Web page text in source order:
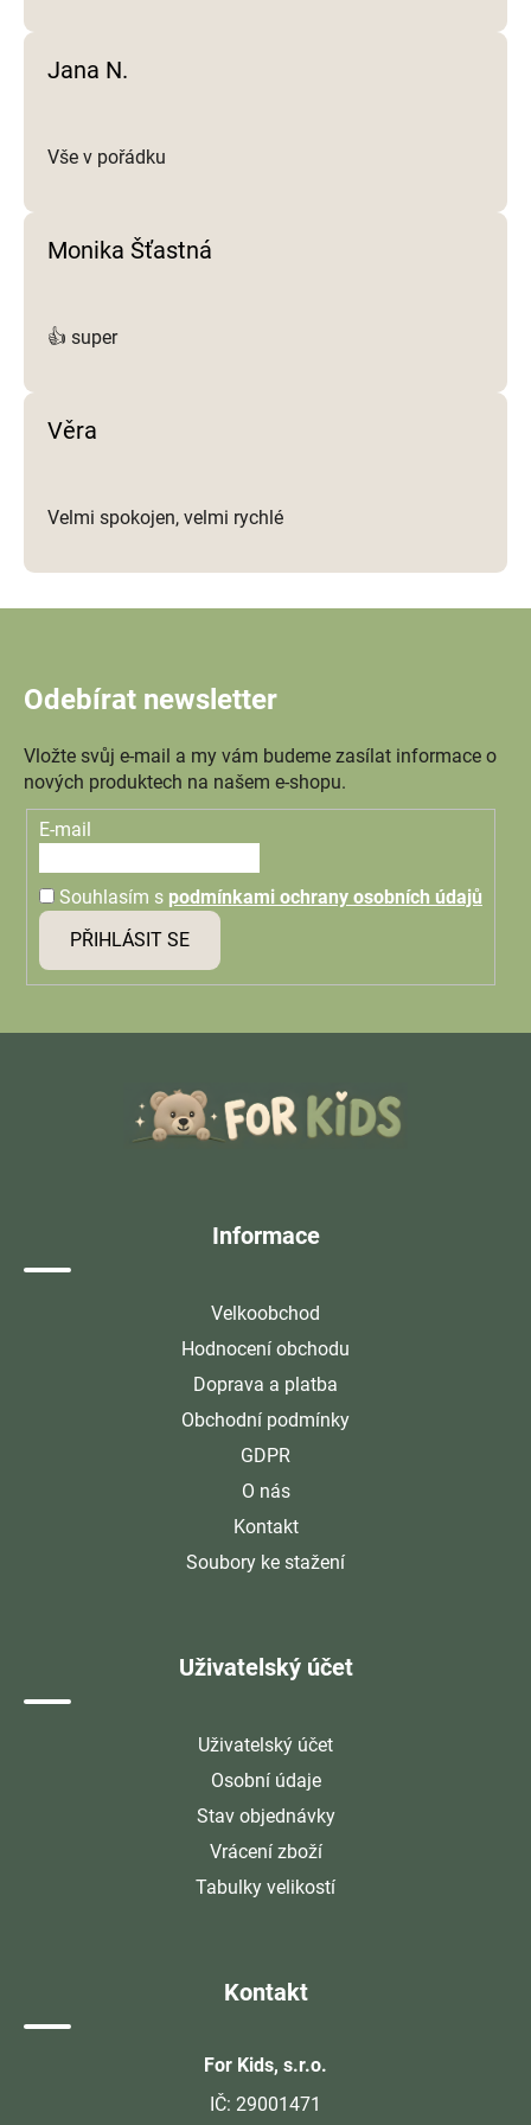
Jana N.
Vše v pořádku
Monika Šťastná
👍 super
Věra
Velmi spokojen, velmi rychlé
Odebírat newsletter
Vložte svůj e-mail a my vám budeme zasílat informace o
nových produktech na našem e-shopu.
E-mail
Souhlasím s podmínkami ochrany osobních údajů
PŘIHLÁSIT SE
Informace
Velkoobchod
Hodnocení obchodu
Doprava a platba
Obchodní podmínky
GDPR
O nás
Kontakt
Soubory ke stažení
Uživatelský účet
Uživatelský účet
Osobní údaje
Stav objednávky
Vrácení zboží
Tabulky velikostí
Kontakt
For Kids, s.r.o.
IČ: 29001471